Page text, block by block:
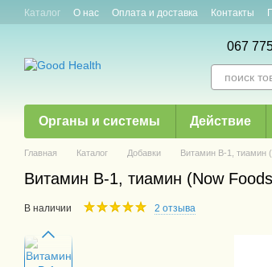
Перейти к основному контенту
Каталог О нас Оплата и доставка Контакты
067
Органы и системы Действие
Главная Каталог Добавки Витамин B-1, тиамин
Витамин B-1, тиамин (Now
В наличии 2 отзыва